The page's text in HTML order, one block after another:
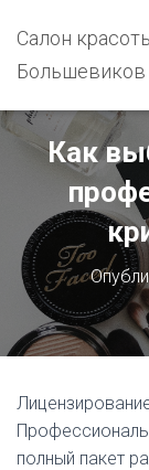
Салон
Большевиков
Как
полный пакет